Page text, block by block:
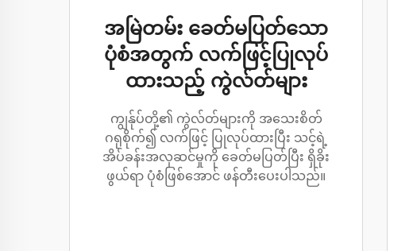
အမြဲတမ်း ခေတ်မပြတ်သော
ပုံစံအတွက် လက်ဖြင့်ပြုလုပ်
ထားသည့် ကွဲလ်တ်များ
ကျွန်ုပ်တို့၏ ကွဲလ်တ်များကို အသေးစိတ်
ဂရုစိုက်၍ လက်ဖြင့် ပြုလုပ်ထားပြီး သင့်ရဲ့
အိပ်ခန်းအလှဆင်မှုကို ခေတ်မပြတ်ပြီး ရှိခိုး
ဖွယ်ရာ ပုံစံဖြစ်အောင် ဖန်တီးပေးပါသည်။